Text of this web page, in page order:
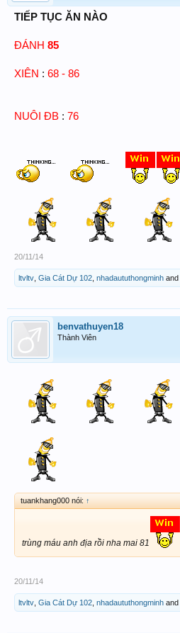
TIẾP TỤC ĂN NÀO
ĐÁNH 85
XIÊN : 68 - 86
NUÔI ĐB : 76
20/11/14
ltvltv Gia Cát Dự 102 nhadaututhongminh and
benvathuyen18
Thành Viên
tuankhang000 nói: ↑
trùng máu anh địa rồi nha mai 81
20/11/14
ltvltv Gia Cát Dự 102 nhadaututhongminh and